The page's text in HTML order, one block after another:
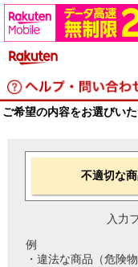
ご希望の内容をお選びい
不適切な
入力
例
・違法な商品（危険物